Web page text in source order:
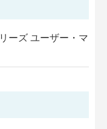
ーズ ユーザー・マ